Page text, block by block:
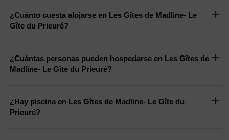
¿Cuánto cuesta alojarse en Les Gîtes de Madline- Le
Gîte du Prieuré?
¿Cuántas personas pueden hospedarse en Les Gîtes de
Madline- Le Gîte du Prieuré?
¿Hay piscina en Les Gîtes de Madline- Le Gîte du
Prieuré?